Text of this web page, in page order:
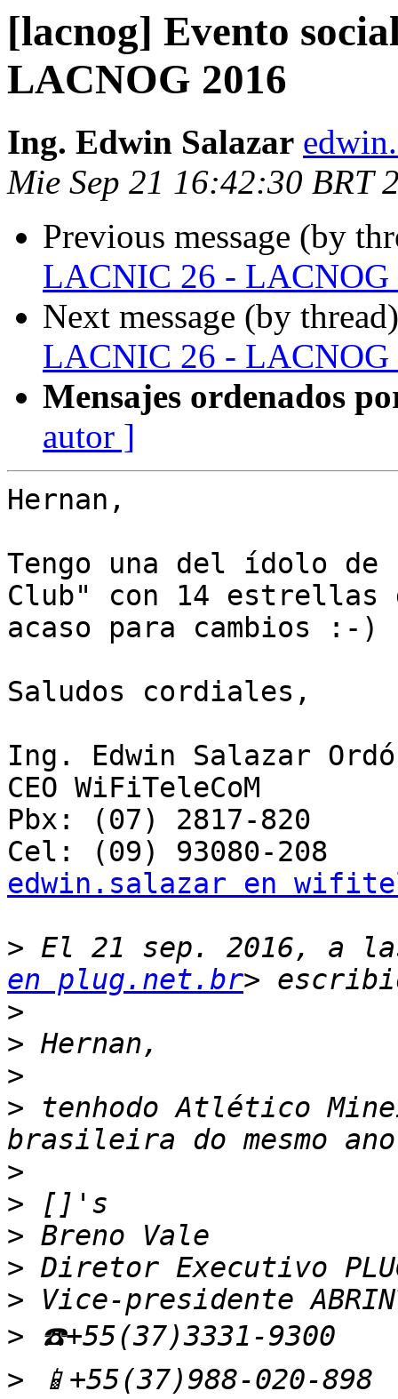
[lacnog] Evento
LACNOG 2016
Ing. Edwin Salazar
Mie Sep 21 16:42:30 BRT
Previous message (by
LACNIC 26 - LACNOG
Next message (by
LACNIC 26 - LACNOG
Mensajes ordenados
autor ]
Hernan,
Tengo una del ídolo de
Club" con 14 estrellas
acaso para cambios :-)
Saludos cordiales,
Ing. Edwin Salazar
CEO WiFiTeleCoM
Pbx: (07) 2817-820
edwin.salazar en
> El 21 sep. 2016, a
en plug.net.br
>
>
>
> tenhodo Atlético
>
>
>
>
>
>
>